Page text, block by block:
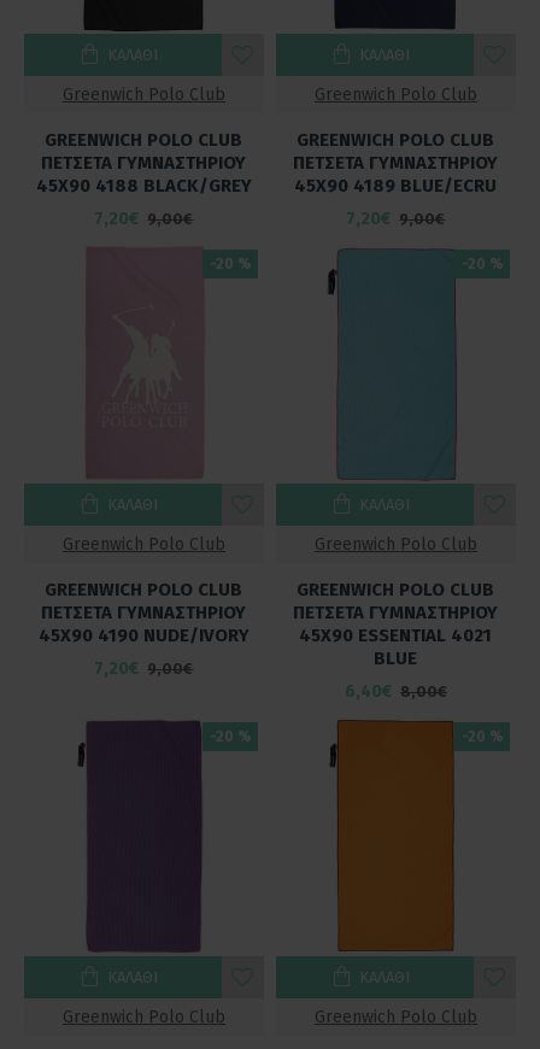
Greenwich Polo Club
GREENWICH POLO CLUB
ΠΕΤΣΕΤΑ ΓΥΜΝΑΣΤΗΡΙΟΥ
45Χ90 4188 BLACK/GREY
7,20€ 9,00€
ΚΑΛΆΘΙ
Greenwich Polo Club
GREENWICH POLO CLUB
ΠΕΤΣΕΤΑ ΓΥΜΝΑΣΤΗΡΙΟΥ
45Χ90 4189 BLUE/ECRU
7,20€ 9,00€
ΚΑΛΆΘΙ
-20 %
Greenwich Polo Club
GREENWICH POLO CLUB
ΠΕΤΣΕΤΑ ΓΥΜΝΑΣΤΗΡΙΟΥ
45Χ90 4190 NUDE/IVORY
7,20€ 9,00€
ΚΑΛΆΘΙ
-20 %
Greenwich Polo Club
GREENWICH POLO CLUB
ΠΕΤΣΕΤΑ ΓΥΜΝΑΣΤΗΡΙΟΥ
45Χ90 ESSENTIAL 4021
BLUE
6,40€ 8,00€
ΚΑΛΆΘΙ
-20 %
Greenwich Polo Club
ΚΑΛΆΘΙ
-20 %
Greenwich Polo Club
ΚΑΛΆΘΙ